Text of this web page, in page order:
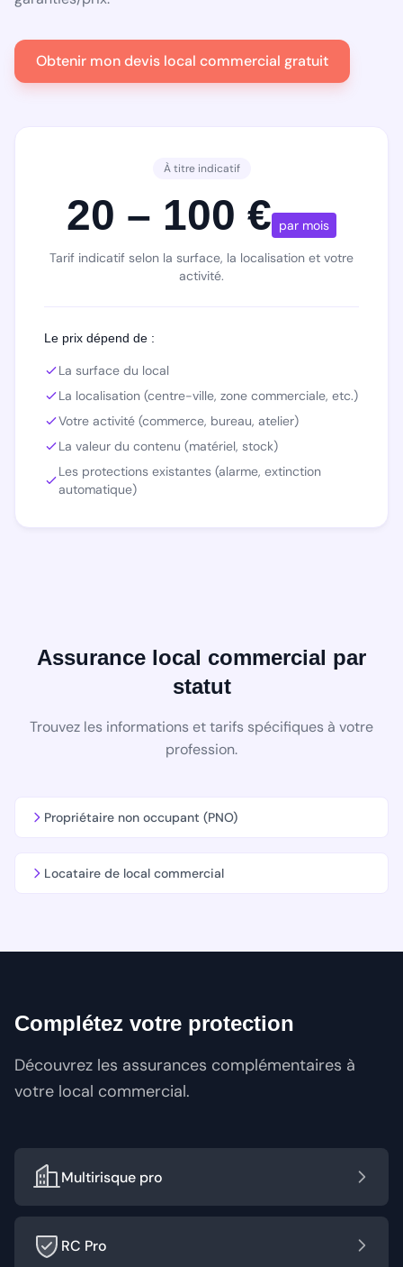
Obtenir mon devis local commercial gratuit
À titre indicatif
20 – 100 € par mois
Tarif indicatif selon la surface, la localisation et votre
activité.
Le prix dépend de :
La surface du local
La localisation (centre-ville, zone commerciale, etc.)
Votre activité (commerce, bureau, atelier)
La valeur du contenu (matériel, stock)
Les protections existantes (alarme, extinction
automatique)
Assurance local commercial par
statut
Trouvez les informations et tarifs spécifiques à votre
profession.
Propriétaire non occupant (PNO)
Locataire de local commercial
Complétez votre protection
Découvrez les assurances complémentaires à
votre local commercial.
Multirisque pro
RC Pro